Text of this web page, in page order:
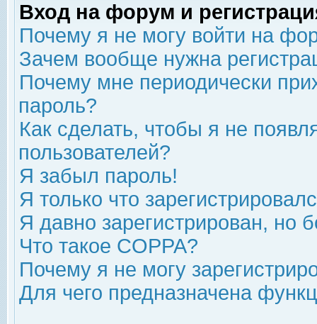
Вход на форум и
Почему я не могу войти на
Зачем вообще нужна
Почему мне периодически
пароль?
Как сделать, чтобы я не
пользователей?
Я забыл пароль!
Я только что
Я давно зарегистрирован, но
Что такое COPPA?
Почему я не могу
Для чего предназначена